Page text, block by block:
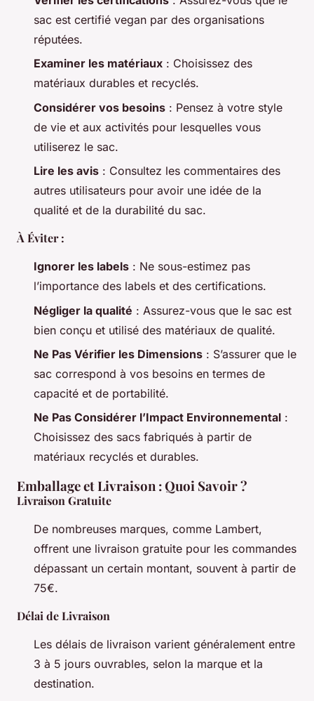
sac est certifié vegan par des organisations
réputées.
Examiner les matériaux : Choisissez des
matériaux durables et recyclés.
Considérer vos besoins : Pensez à votre style
de vie et aux activités pour lesquelles vous
utiliserez le sac.
Lire les avis : Consultez les commentaires des
autres utilisateurs pour avoir une idée de la
qualité et de la durabilité du sac.
À Éviter :
Ignorer les labels : Ne sous-estimez pas
l’importance des labels et des certifications.
Négliger la qualité : Assurez-vous que le sac est
bien conçu et utilisé des matériaux de qualité.
Ne Pas Vérifier les Dimensions : S’assurer que le
sac correspond à vos besoins en termes de
capacité et de portabilité.
Ne Pas Considérer l’Impact Environnemental :
Choisissez des sacs fabriqués à partir de
matériaux recyclés et durables.
Emballage et Livraison : Quoi Savoir ?
Livraison Gratuite
De nombreuses marques, comme Lambert,
offrent une livraison gratuite pour les commandes
dépassant un certain montant, souvent à partir de
75€.
Délai de Livraison
Les délais de livraison varient généralement entre
3 à 5 jours ouvrables, selon la marque et la
destination.